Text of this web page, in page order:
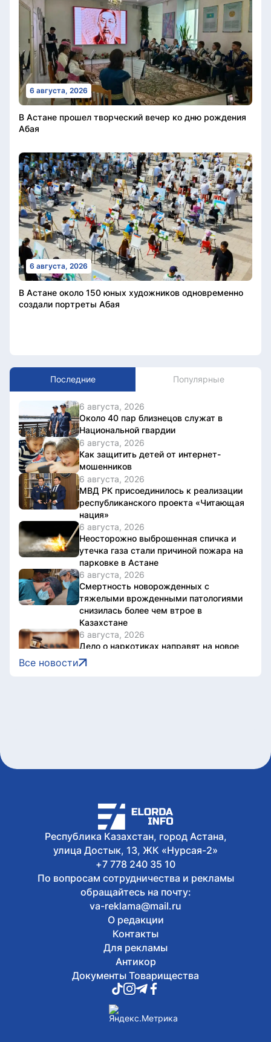
6 августа, 2026
В Астане прошел творческий вечер ко дню рождения
Абая
6 августа, 2026
В Астане около 150 юных художников одновременно
создали портреты Абая
Последние Популярные
6 августа, 2026
Около 40 пар близнецов служат в
Национальной гвардии
6 августа, 2026
Как защитить детей от интернет-
мошенников
6 августа, 2026
МВД РК присоединилось к реализации
республиканского проекта «Читающая
нация»
6 августа, 2026
Неосторожно выброшенная спичка и
утечка газа стали причиной пожара на
парковке в Астане
6 августа, 2026
Смертность новорожденных с
тяжелыми врожденными патологиями
снизилась более чем втрое в
Казахстане
6 августа, 2026
Дело о наркотиках направят на новое
рассмотрение: подсудимому не дали
последнее слово
В Астане 9 августа перекроют ряд
дорог из-за фестиваля Jüregımnıñ
Jenımpazy
6 августа, 2026
В Казахстане издали книгу с
избранными высказываниями Касым-
Все новости
Республика Казахстан, город Астана,
улица Достык, 13, ЖК «Нурсая-2»
+7 778 240 35 10
По вопросам сотрудничества и рекламы
обращайтесь на почту:
va-reklama@mail.ru
О редакции
Контакты
Для рекламы
Антикор
Документы Товарищества